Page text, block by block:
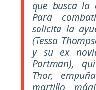
que busca la
Para
solicita la
(Tessa
y su ex
Portman),
Thor,
martillo